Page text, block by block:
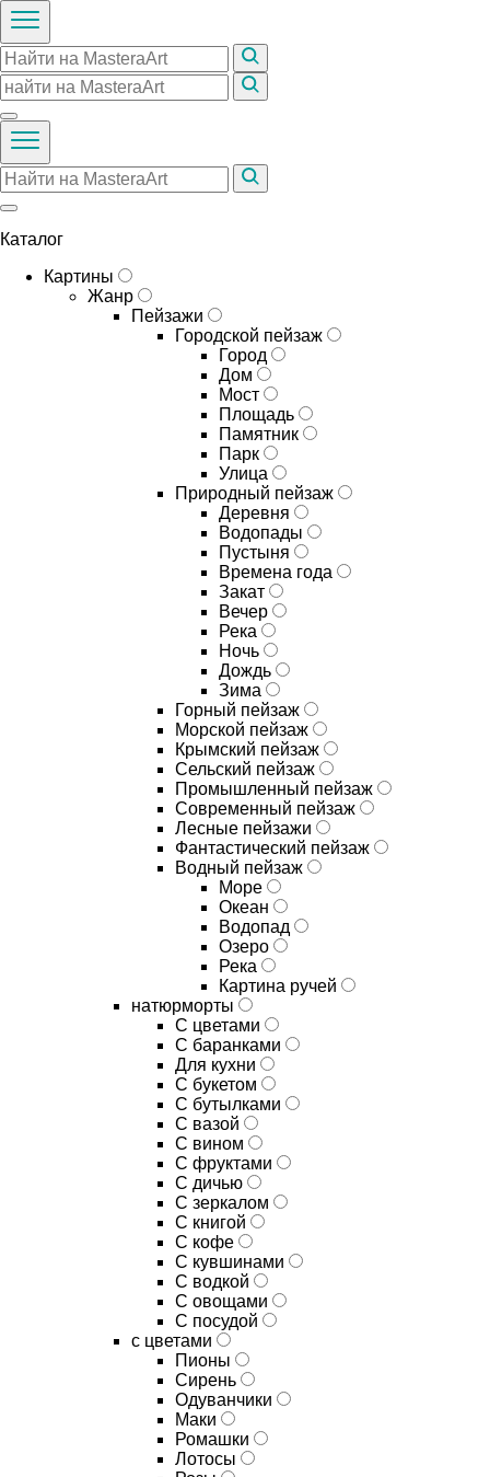
Каталог
Картины
Жанр
Пейзажи
Городской пейзаж
Город
Дом
Мост
Площадь
Памятник
Парк
Улица
Природный пейзаж
Деревня
Водопады
Пустыня
Времена года
Закат
Вечер
Река
Ночь
Дождь
Зима
Горный пейзаж
Морской пейзаж
Крымский пейзаж
Сельский пейзаж
Промышленный пейзаж
Современный пейзаж
Лесные пейзажи
Фантастический пейзаж
Водный пейзаж
Море
Океан
Водопад
Озеро
Река
Картина ручей
натюрморты
С цветами
С баранками
Для кухни
C букетом
C бутылками
C вазой
C вином
C фруктами
C дичью
C зеркалом
C книгой
C кофе
C кувшинами
C водкой
C овощами
C посудой
с цветами
Пионы
Сирень
Одуванчики
Маки
Ромашки
Лотосы